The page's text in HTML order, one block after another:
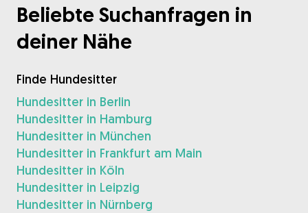
Beliebte Suchanfragen in
deiner Nähe
Finde Hundesitter
Hundesitter in Berlin
Hundesitter in Hamburg
Hundesitter in München
Hundesitter in Frankfurt am Main
Hundesitter in Köln
Hundesitter in Leipzig
Hundesitter in Nürnberg